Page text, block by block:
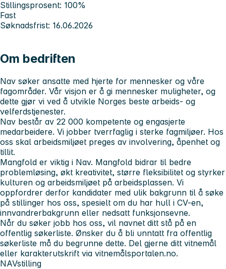
Stillingsprosent: 100%
Fast
Søknadsfrist: 16.06.2026
Om bedriften
Nav søker ansatte med hjerte for mennesker og våre
fagområder. Vår visjon er å gi mennesker muligheter, og
dette gjør vi ved å utvikle Norges beste arbeids- og
velferdstjenester.
Nav består av 22 000 kompetente og engasjerte
medarbeidere. Vi jobber tverrfaglig i sterke fagmiljøer. Hos
oss skal arbeidsmiljøet preges av involvering, åpenhet og
tillit.
Mangfold er viktig i Nav. Mangfold bidrar til bedre
problemløsing, økt kreativitet, større fleksibilitet og styrker
kulturen og arbeidsmiljøet på arbeidsplassen. Vi
oppfordrer derfor kandidater med ulik bakgrunn til å søke
på stillinger hos oss, spesielt om du har hull i CV-en,
innvandrerbakgrunn eller nedsatt funksjonsevne.
Når du søker jobb hos oss, vil navnet ditt stå på en
offentlig søkerliste. Ønsker du å bli unntatt fra offentlig
søkerliste må du begrunne dette. Del gjerne ditt vitnemål
eller karakterutskrift via vitnemålsportalen.no.
NAVstilling